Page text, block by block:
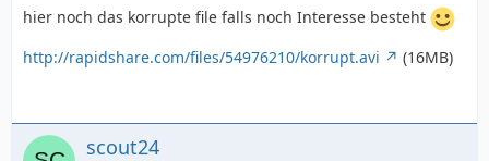
hier noch das korrupte file falls noch Interesse besteht
http://rapidshare.com/files/54976210/korrupt.avi
(16MB)
scout24